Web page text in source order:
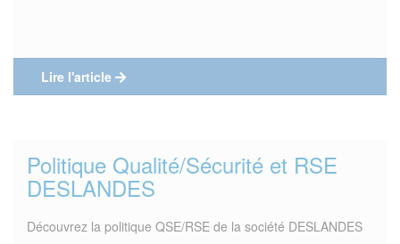
Lire l'article
Politique Qualité/Sécurité et RSE
DESLANDES
Découvrez la politique QSE/RSE de la société DESLANDES